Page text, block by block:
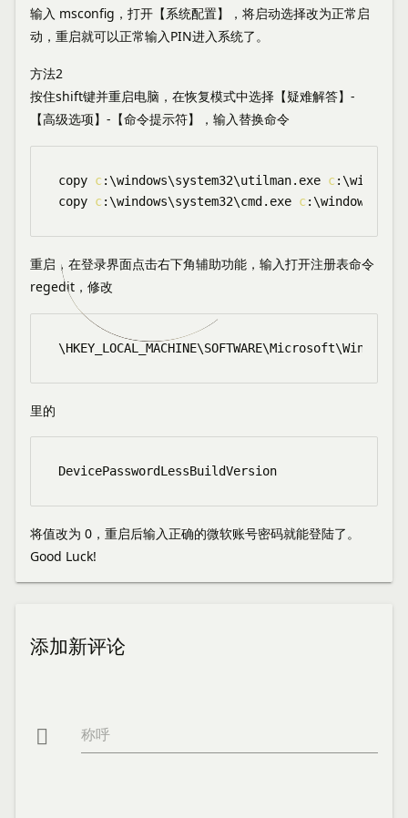
输入 msconfig，打开【系统配置】，将启动选择改为正常启
动，重启就可以正常输入PIN进入系统了。
方法2
按住shift键并重启电脑，在恢复模式中选择【疑难解答】-
【高级选项】-【命令提示符】，输入替换命令
copy c: \windows\system32\utilman.exe c: \windows
copy c: \windows\system32\cmd.exe c: \windows
重启，在登录界面点击右下角辅助功能，输入打开注册表命令
regedit，修改
里的
DevicePasswordLessBuildVersion
将值改为 0，重启后输入正确的微软账号密码就能登陆了。
Good Luck!
添加新评论
 称呼